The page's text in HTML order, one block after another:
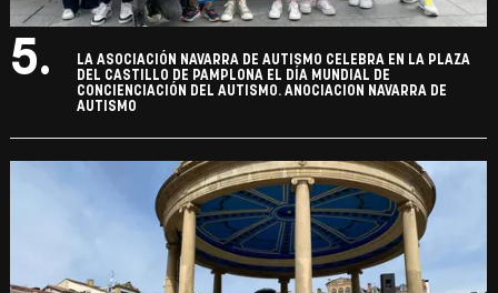
5.
LA ASOCIACIÓN NAVARRA DE AUTISMO CELEBRA EN LA PLAZA
DEL CASTILLO DE PAMPLONA EL DÍA MUNDIAL DE
CONCIENCIACIÓN DEL AUTISMO. ANOCIACION NAVARRA DE
AUTISMO